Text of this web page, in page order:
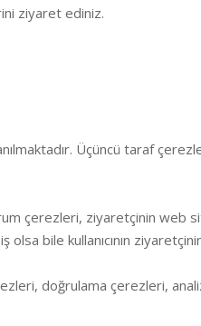
ziyaret ediniz.
Üçüncü taraf
çerezleri, ziyaretçinin web
bile kullanıcının
doğrulama çerezleri,